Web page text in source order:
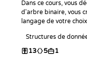
Dans ce cours, vous
d'arbre binaire, vous
langage de votre
Structures de
13 5 1